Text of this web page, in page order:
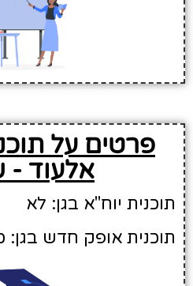
פרטים על
אלעוד -
תוכנית יוח"א בגן: לא
תוכנית אופק חדש בגן: